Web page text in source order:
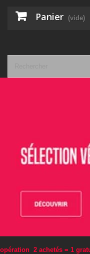
Panier (vide)
opération 2 achetés = 1